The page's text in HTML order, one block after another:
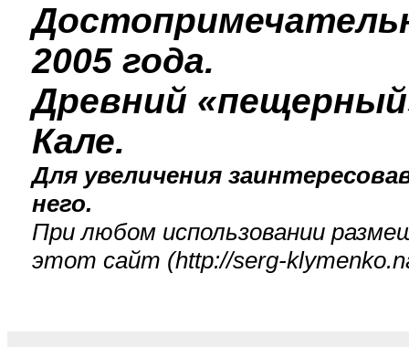
2005 года.
Древний
Кале.
Для увеличения
него.
При любом использовании
этот сайт (http://serg-